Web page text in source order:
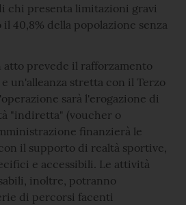
chi presenta limitazioni gravi
40,8% della popolazione senza
atto prevede il rafforzamento
un'alleanza stretta con il Terzo
sarà l'erogazione di
"indiretta" (voucher o
finanzierà le
il supporto di realtà sportive,
e accessibili. Le attività
inoltre, potranno
di percorsi facenti